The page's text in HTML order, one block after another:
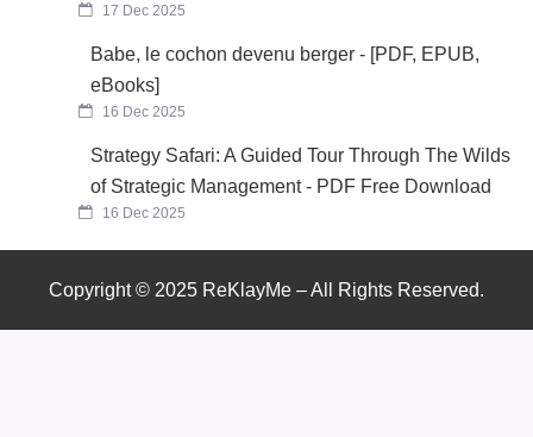
17 Dec 2025
Babe, le cochon devenu berger - [PDF, EPUB,
eBooks]
16 Dec 2025
Strategy Safari: A Guided Tour Through The Wilds
of Strategic Management - PDF Free Download
16 Dec 2025
Copyright © 2025 ReKlayMe – All Rights Reserved.